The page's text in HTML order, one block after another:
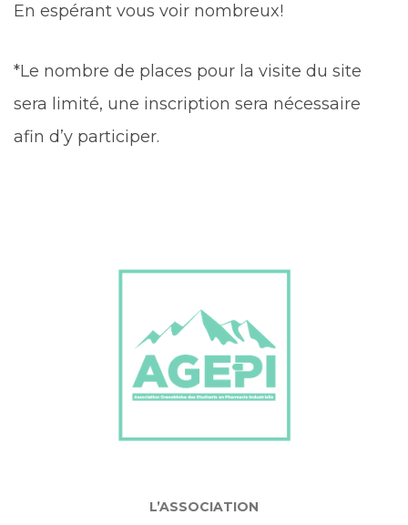
En espérant vous voir nombreux!
*Le nombre de places pour la visite du site
sera limité, une inscription sera nécessaire
afin d’y participer.
L’ASSOCIATION